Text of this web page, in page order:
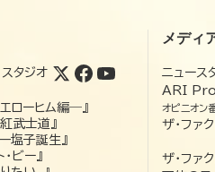
タジオ
ローヒム編―』
武士道』
塩子誕生』
・ビー』
メディ
ニュース
ARI
オピニオン
ザ・ファク
ザ・ファ